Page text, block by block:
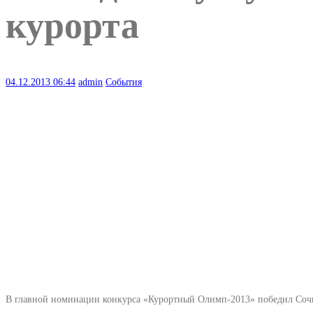
курорта
04.12.2013 06:44 admin События
В главной номинации конкурса «Курортный Олимп-2013» победил